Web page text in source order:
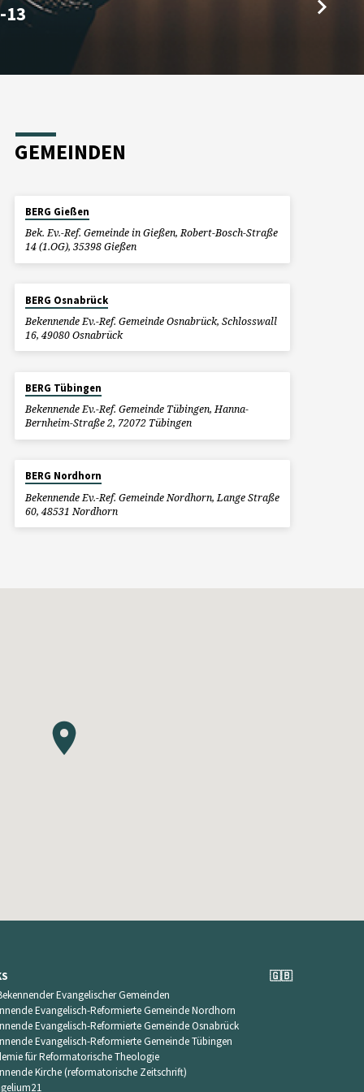
13
GEMEINDEN
BERG Gießen
Bek. Ev.-Ref. Gemeinde in Gießen, Robert-Bosch-Straße
14 (1.OG), 35398 Gießen
BERG Osnabrück
Bekennende Ev.-Ref. Gemeinde Osnabrück, Schlosswall
16, 49080 Osnabrück
BERG Tübingen
Bekennende Ev.-Ref. Gemeinde Tübingen, Hanna-
Bernheim-Straße 2, 72072 Tübingen
BERG Nordhorn
Bekennende Ev.-Ref. Gemeinde Nordhorn, Lange Straße
60, 48531 Nordhorn
Evangelischer Gemeinden
Evangelisch-Reformierte Gemeinde Nordhorn
Evangelisch-Reformierte Gemeinde Osnabrück
Evangelisch-Reformierte Gemeinde Tübingen
für Reformatorische Theologie
Kirche (reformatorische Zeitschrift)
🇬🇧